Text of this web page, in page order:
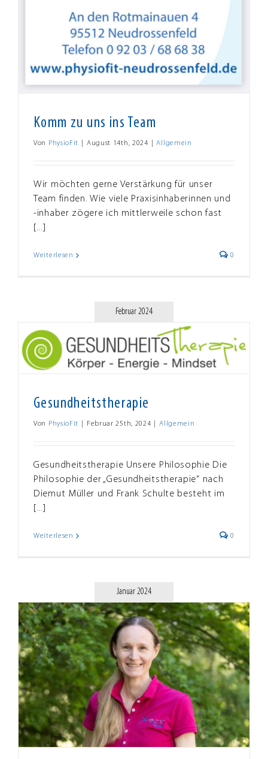
Komm zu uns ins Team
Von PhysioFit August 14th, 2024 Allgemein
Wir möchten gerne Verstärkung für unser
Team finden. Wie viele Praxisinhaberinnen und
-inhaber zögere ich mittlerweile schon fast
[...]
Weiterlesen 0
Februar 2024
Gesundheitstherapie
Von PhysioFit Februar 25th, 2024 Allgemein
Gesundheitstherapie Unsere Philosophie Die
Philosophie der „Gesundheitstherapie“ nach
Diemut Müller und Frank Schulte besteht im
[...]
Weiterlesen 0
Januar 2024